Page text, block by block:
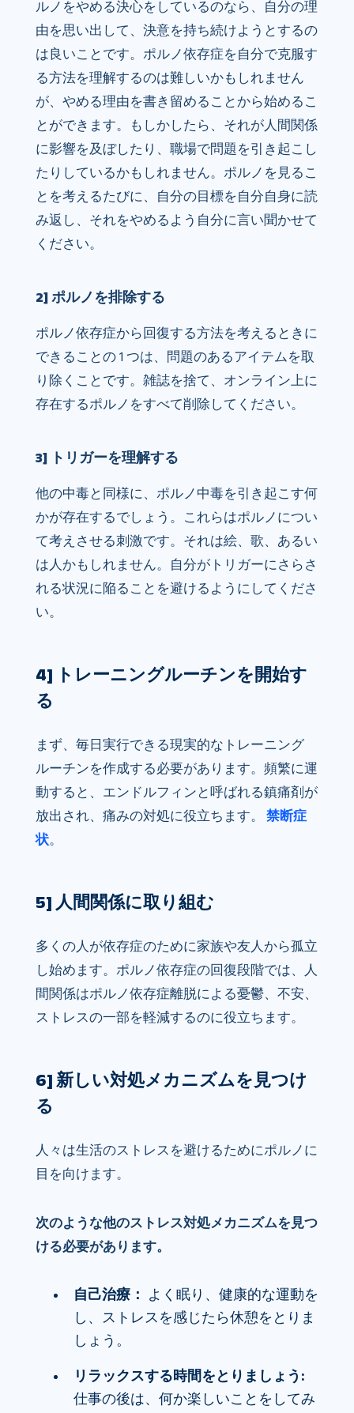
ルノをやめる決心をしているのなら、自分の理
由を思い出して、決意を持ち続けようとするの
は良いことです。ポルノ依存症を自分で克服す
る方法を理解するのは難しいかもしれません
が、やめる理由を書き留めることから始めるこ
とができます。もしかしたら、それが人間関係
に影響を及ぼしたり、職場で問題を引き起こし
たりしているかもしれません。ポルノを見るこ
とを考えるたびに、自分の目標を自分自身に読
み返し、それをやめるよう自分に言い聞かせて
ください。
2] ポルノを排除する
ポルノ依存症から回復する方法を考えるときに
できることの 1 つは、問題のあるアイテムを取
り除くことです。雑誌を捨て、オンライン上に
存在するポルノをすべて削除してください。
3] トリガーを理解する
他の中毒と同様に、ポルノ中毒を引き起こす何
かが存在するでしょう。これらはポルノについ
て考えさせる刺激です。それは絵、歌、あるい
は人かもしれません。自分がトリガーにさらさ
れる状況に陥ることを避けるようにしてくださ
い。
4] トレーニングルーチンを開始す
る
まず、毎日実行できる現実的なトレーニング
ルーチンを作成する必要があります。頻繁に運
動すると、エンドルフィンと呼ばれる鎮痛剤が
放出され、痛みの対処に役立ちます。
禁断症
状。
5] 人間関係に取り組む
多くの人が依存症のために家族や友人から孤立
し始めます。ポルノ依存症の回復段階では、人
間関係はポルノ依存症離脱による憂鬱、不安、
ストレスの一部を軽減するのに役立ちます。
6] 新しい対処メカニズムを見つけ
る
人々は生活のストレスを避けるためにポルノに
目を向けます。
次のような他のストレス対処メカニズムを見つ
ける必要があります。
自己治療：
よく眠り、健康的な運動を
し、ストレスを感じたら休憩をとりま
しょう。
リラックスする時間をとりましょう:
仕事の後は、何か楽しいことをしてみ